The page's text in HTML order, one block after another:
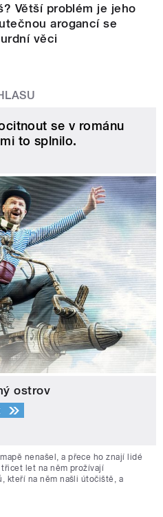
Větší problém je jeho
arogancí se
věci
se v románu
to splnilo.
ostrov
nenašel, a přece ho znají lidé
let na něm prožívají
kteří na něm našli útočiště, a